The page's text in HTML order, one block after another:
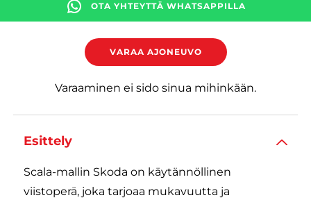
OTA YHTEYTTÄ WHATSAPPILLA
VARAA AJONEUVO
Varaaminen ei sido sinua mihinkään.
Esittely
Scala-mallin Skoda on käytännöllinen
viistoperä, joka tarjoaa mukavuutta ja